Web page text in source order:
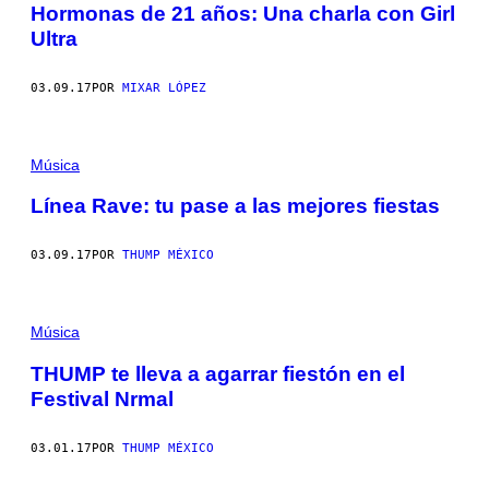
Hormonas de 21 años: Una charla con Girl
Ultra
03.09.17POR MIXAR LÓPEZ
Música
Línea Rave: tu pase a las mejores fiestas
03.09.17 POR THUMP MÉXICO
Música
THUMP te lleva a agarrar fiestón en el
Festival Nrmal
03.01.17POR THUMP MÉXICO